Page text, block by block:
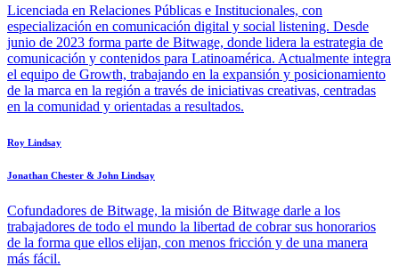
Licenciada en Relaciones Públicas e Institucionales, con
especialización en comunicación digital y social listening. Desde
junio de 2023 forma parte de Bitwage, donde lidera la estrategia de
comunicación y contenidos para Latinoamérica. Actualmente integra
el equipo de Growth, trabajando en la expansión y posicionamiento
de la marca en la región a través de iniciativas creativas, centradas
en la comunidad y orientadas a resultados.
Roy Lindsay
Jonathan Chester & John Lindsay
Cofundadores de Bitwage, la misión de Bitwage darle a los
trabajadores de todo el mundo la libertad de cobrar sus honorarios
de la forma que ellos elijan, con menos fricción y de una manera
más fácil.